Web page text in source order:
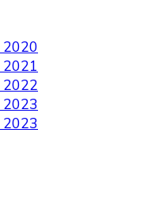
2020
2021
2022
2023
2023